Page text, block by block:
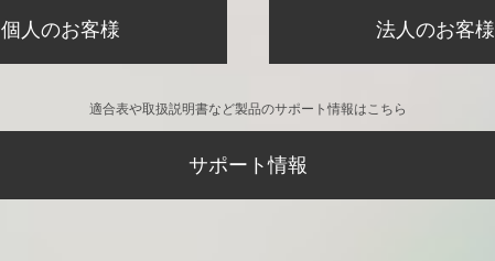
個人のお客様 法人のお客様
適合表や取扱説明書など製品のサポート情報はこちら
サポート情報